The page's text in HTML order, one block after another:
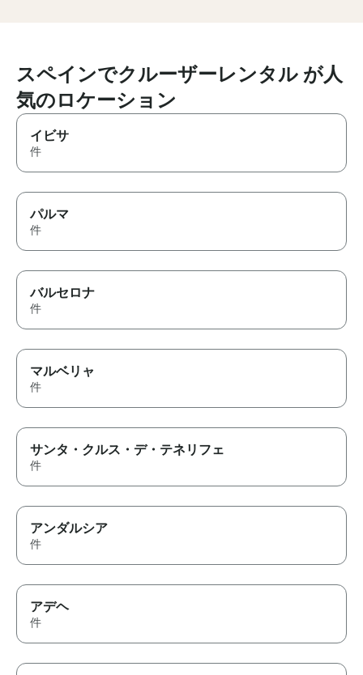
スペインでクルーザーレンタル が人
気のロケーション
イビサ
件
パルマ
件
バルセロナ
件
マルベリャ
件
サンタ・クルス・デ・テネリフェ
件
アンダルシア
件
アデヘ
件